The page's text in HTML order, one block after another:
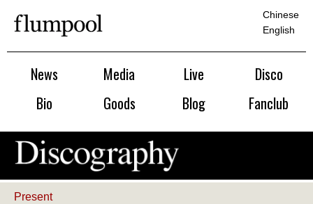
News Media Live
Disco
Bio
Goods Blog Fanclub
Chinese
English
Present